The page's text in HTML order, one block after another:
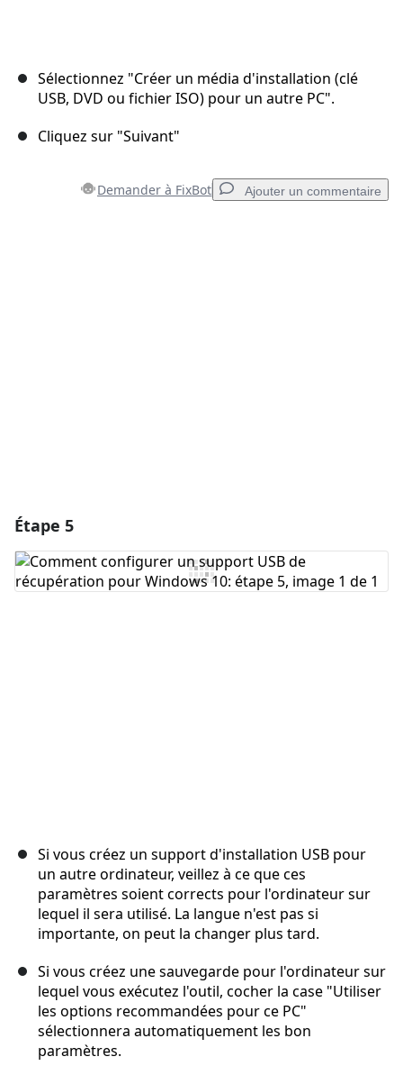
Sélectionnez "Créer un média d'installation (clé
USB, DVD ou fichier ISO) pour un autre PC".
Cliquez sur "Suivant"
Demander à FixBot Ajouter un commentaire
Étape 5
Si vous créez un support d'installation USB pour
un autre ordinateur, veillez à ce que ces
paramètres soient corrects pour l'ordinateur sur
lequel il sera utilisé. La langue n'est pas si
importante, on peut la changer plus tard.
Si vous créez une sauvegarde pour l'ordinateur sur
lequel vous exécutez l'outil, cocher la case "Utiliser
les options recommandées pour ce PC"
sélectionnera automatiquement les bon
paramètres.